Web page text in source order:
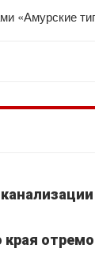
«Амурские
края